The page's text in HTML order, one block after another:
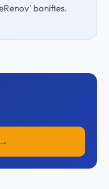
bonifies.